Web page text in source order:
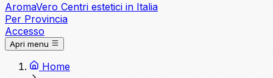
AromaVero Centri estetici in Italia
Per Provincia
Accesso
Apri menu
Home